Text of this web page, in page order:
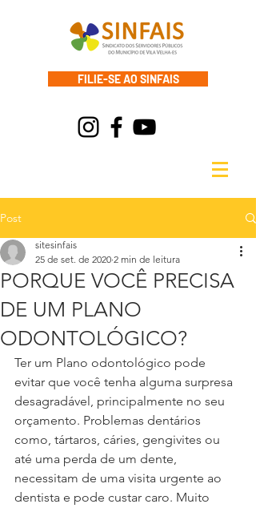
FILIE-SE AO SINFAIS
Post
PORQUE VOCÊ PRECISA
DE UM PLANO
ODONTOLÓGICO?
sitesinfais
25 de set. de 2020 2 min de leitura
Ter um Plano odontológico pode
evitar que você tenha alguma surpresa
desagradável, principalmente no seu
orçamento. Problemas dentários
como, tártaros, cáries, gengivites ou
até uma perda de um dente,
necessitam de uma visita urgente ao
dentista e pode custar caro. Muito